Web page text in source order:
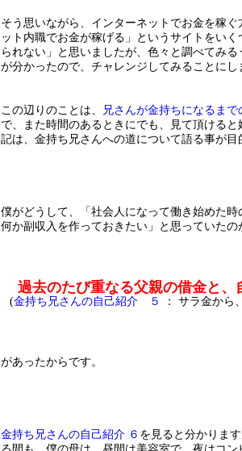
そう思いながら、インターネットでお金を稼
ット内職でお金が稼げる」というサイトをい
られない」と思いましたが、色々と調べてみ
が分かったので、チャレンジしてみることにし
この辺りのことは、
兄さんが金持ちになるまで
で、また時間のあるときにでも、見て頂ける
記は、金持ち兄さんへの道について語る事が
僕がどうして、「社会人になって働き始めた
何か副収入を作っておきたい」と思っていたの
過去のたび重なる父親の借金と、
(金持ち兄さんの自己紹介 ５ ： サラ金から
があったからです。
金持ち兄さんの自己紹介 ６ を見ると分かりま